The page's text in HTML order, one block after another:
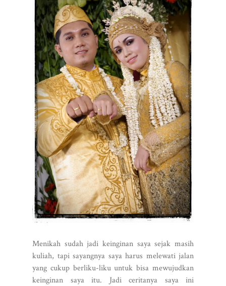
Menikah sudah jadi keinginan saya sejak masih
kuliah, tapi sayangnya saya harus melewati jalan
yang cukup berliku-liku untuk bisa mewujudkan
keinginan saya itu. Jadi ceritanya saya ini